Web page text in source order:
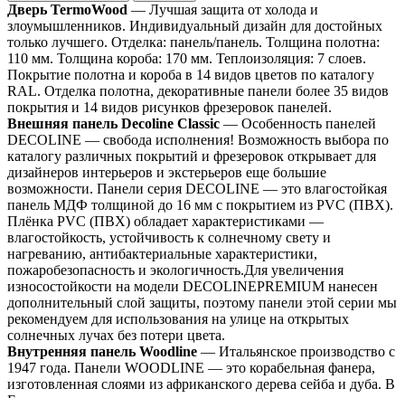
Дверь TermoWood — Лучшая защита от холода и
злоумышленников. Индивидуальный дизайн для достойных
только лучшего. Отделка: панель/панель. Толщина полотна:
110 мм. Толщина короба: 170 мм. Теплоизоляция: 7 слоев.
Покрытие полотна и короба в 14 видов цветов по каталогу
RAL. Отделка полотна, декоративные панели более 35 видов
покрытия и 14 видов рисунков фрезеровок панелей.
Внешняя панель Decoline Classic — Особенность панелей
DECOLINE — свобода исполнения! Возможность выбора по
каталогу различных покрытий и фрезеровок открывает для
дизайнеров интерьеров и экстерьеров еще большие
возможности. Панели серия DECOLINE — это влагостойкая
панель МДФ толщиной до 16 мм с покрытием из PVC (ПВХ).
Плёнка PVC (ПВХ) обладает характеристиками —
влагостойкость, устойчивость к солнечному свету и
нагреванию, антибактериальные характеристики,
пожаробезопасность и экологичность.Для увеличения
износостойкости на модели DECOLINEPREMIUM нанесен
дополнительный слой защиты, поэтому панели этой серии мы
рекомендуем для использования на улице на открытых
солнечных лучах без потери цвета.
Внутренняя панель Woodline — Итальянское производство с
1947 года. Панели WOODLINE — это корабельная фанера,
изготовленная слоями из африканского дерева сейба и дуба. В